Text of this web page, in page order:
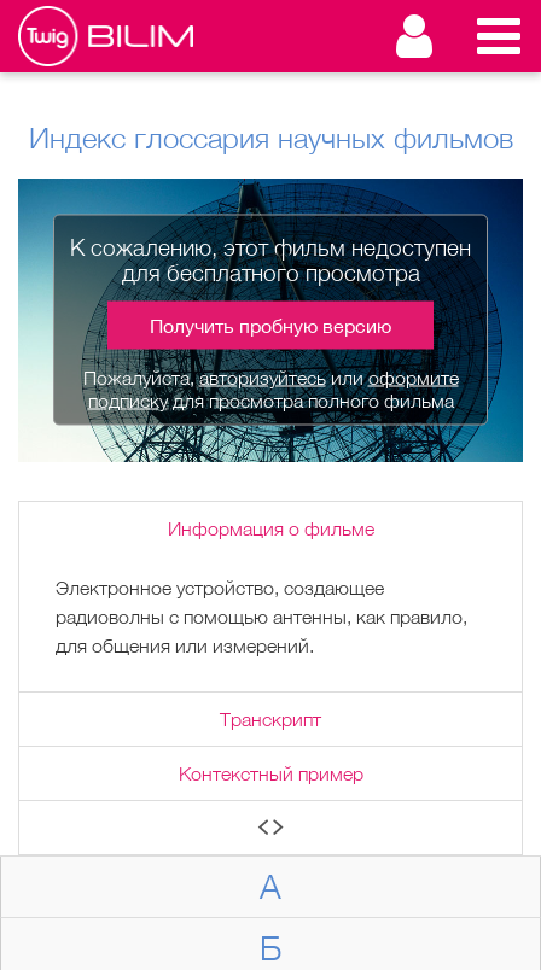
Индекс глоссария научных фильмов
А
Б
К сожалению, этот фильм недоступен
для бесплатного просмотра
Получить пробную версию
Пожалуйста,авторизуйтесьилиоформите
подпискудля просмотра полного фильма
Информация о фильме
Электронное устройство, создающее
радиоволны с помощью антенны, как правило,
для общения или измерений.
Транскрипт
Контекстный пример